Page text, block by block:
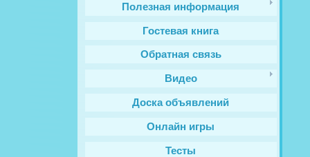
Полезная информация
Гостевая книга
Обратная связь
Видео
Доска объявлений
Онлайн игры
Тесты